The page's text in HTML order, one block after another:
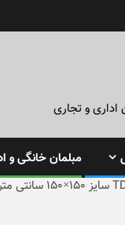
اداری و تجاری
مبلمان خانگی و